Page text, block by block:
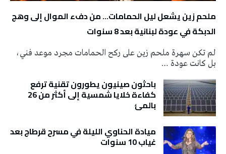
ملحم زين يشعل ليل الحمامات… من دفء الموال إلى وهج
الدبكة في عودة لبنانية بعد 8 سنوات
لم تكن سهرة ملحم زين على ركح الحمامات مجرد موعد فني،
بل كانت عودة …
باحثون صينيون يطورون تقنية ترفع
كفاءة خلايا شمسية إلى أكثر من 26
بالمئ
ميادة الحناوي الليلة في مسرح قرطاج بعد
غياب 10 سنوات